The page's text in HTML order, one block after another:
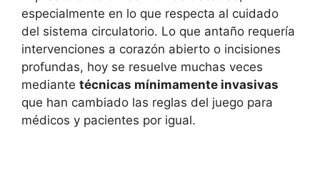
especialmente en lo que respecta al cuidado
del sistema circulatorio. Lo que antaño requería
intervenciones a corazón abierto o incisiones
profundas, hoy se resuelve muchas veces
mediante técnicas mínimamente invasivas
que han cambiado las reglas del juego para
médicos y pacientes por igual.